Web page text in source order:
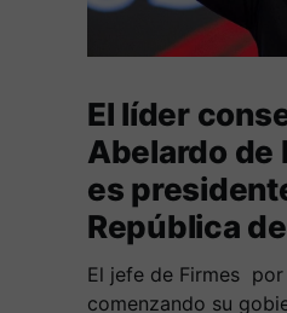
El líder
Abelardo de
es
República
El jefe de Firmes
comenzando su